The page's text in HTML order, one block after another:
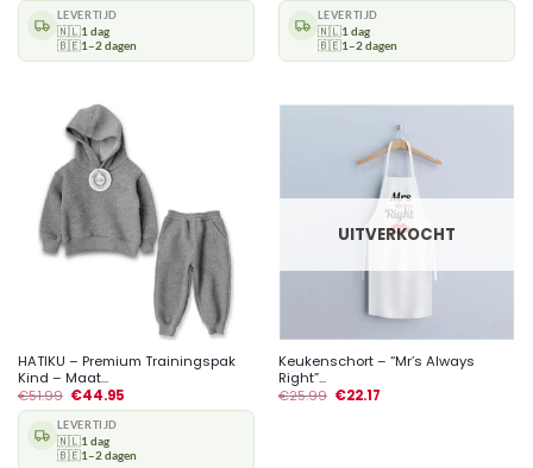
LEVERTIJD
🇳🇱1 dag
🇧🇪1–2 dagen
LEVERTIJD
🇳🇱1 dag
🇧🇪1–2 dagen
HATIKU – Premium Trainingspak
Kind – Maat...
€51.99 €44.95
LEVERTIJD
🇳🇱1 dag
🇧🇪1–2 dagen
UITVERKOCHT
Keukenschort – “Mr’s Always
Right”...
€25.99 €22.17